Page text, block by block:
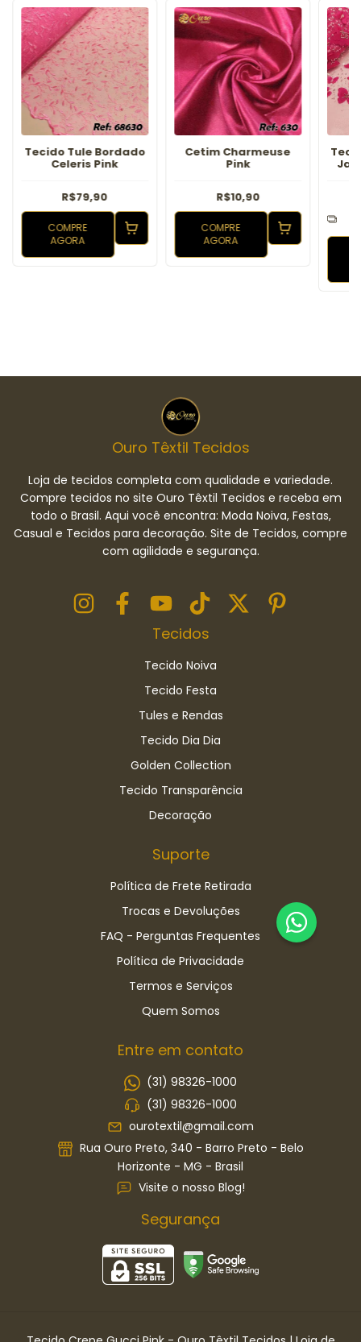
Tecido Tule Bordado
Celeris Pink
R$79,90
COMPRE
AGORA
Cetim Charmeuse
Pink
R$10,90
COMPRE
AGORA
Ouro Têxtil Tecidos
Loja de tecidos completa com qualidade e variedade.
Compre tecidos no site Ouro Têxtil Tecidos e receba em
todo o Brasil. Aqui você encontra: Moda Noiva, Festas,
Casual e Tecidos para decoração. Site de Tecidos, compre
com agilidade e segurança.
Tecidos
Tecido Noiva
Tecido Festa
Tules e Rendas
Tecido Dia Dia
Golden Collection
Tecido Transparência
Decoração
Suporte
Política de Frete Retirada
Trocas e Devoluções
FAQ - Perguntas Frequentes
Política de Privacidade
Termos e Serviços
Quem Somos
Entre em contato
(31) 98326-1000
(31) 98326-1000
ourotextil@gmail.com
Rua Ouro Preto, 340 - Barro Preto - Belo
Horizonte - MG - Brasil
Visite o nosso Blog!
Segurança